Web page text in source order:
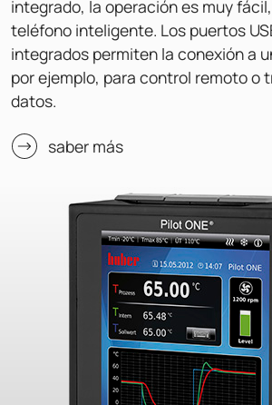
integrado, la operación es muy
teléfono inteligente. Los puertos
integrados permiten la conexión a
por ejemplo, para control remoto o
datos.
saber más